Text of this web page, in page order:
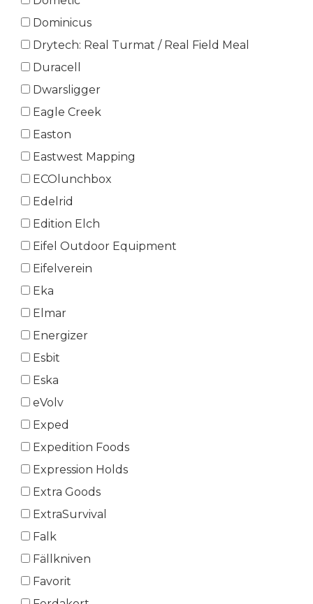
Dominicus
Drytech: Real Turmat / Real Field Meal
Duracell
Dwarsligger
Eagle Creek
Easton
Eastwest Mapping
ECOlunchbox
Edelrid
Edition Elch
Eifel Outdoor Equipment
Eifelverein
Eka
Elmar
Energizer
Esbit
Eska
eVolv
Exped
Expedition Foods
Expression Holds
Extra Goods
ExtraSurvival
Falk
Fällkniven
Favorit